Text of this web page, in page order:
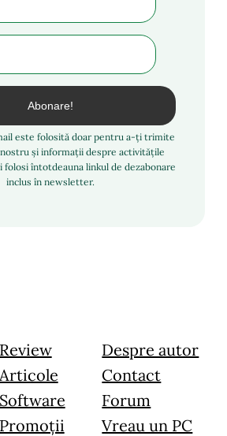
este folosită doar pentru a-ți trimite
și informații despre activitățile
folosi întotdeauna linkul de dezabonare
inclus în newsletter.
Review
Articole
Software
Promoții
Despre autor
Contact
Forum
Vreau un PC